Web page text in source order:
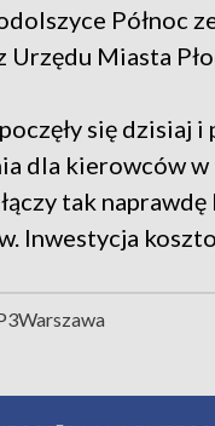
Północ
Urzędu Miasta
się dzisiaj
dla kierowców w
tak
Inwestycja